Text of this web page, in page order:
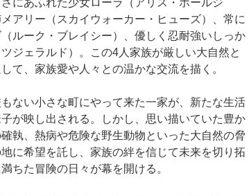
にあふれた少女ローラ（アリス・ホールジ
アリー（スカイウォーカー・ヒューズ）、常に
ルーク・ブレイシー）、優しく忍耐強いしっか
ジェラルド）。この4人家族が厳しい大自然と
て、家族愛や人々との温かな交流を描く。
ない小さな町にやって来た一家が、新たな生活
が映し出される。しかし、思い描いていた豊か
執、熱病や危険な野生動物といった大自然の脅
に希望を託し、家族の絆を信じて未来を切り拓
ちた冒険の日々が幕を開ける。